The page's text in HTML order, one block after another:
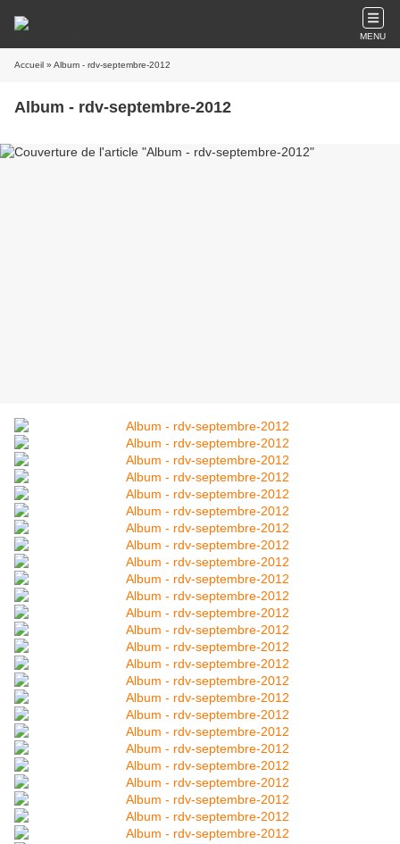
MENU
Accueil » Album - rdv-septembre-2012
Album - rdv-septembre-2012